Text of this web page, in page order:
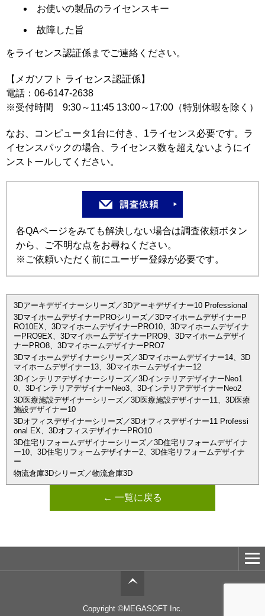
お使いの製品のライセンスキー
故障した旨
をライセンス認証係までご連絡ください。
【メガソフト ライセンス認証係】
電話：06-6147-2638
※受付時間 9:30～11:45 13:00～17:00（特別休暇を除く）
なお、コンピュータ1台に付き、1ライセンス必要です。ラ
イセンスパックの場合、ライセンス数を超えないようにイ
ンストールしてください。
各QAページをみても解決しない場合は調査依頼ボタン
から、ご不明な点をお尋ねください。
※ご依頼いただく前にユーザー登録が必要です。
3Dアーキデザイナーシリーズ／3Dアーキデザイナー10 Professional
3DマイホームデザイナーPROシリーズ／3DマイホームデザイナーP
RO10EX、3DマイホームデザイナーPRO10、3Dマイホームデザイナ
ーPRO9EX、3DマイホームデザイナーPRO9、3Dマイホームデザイ
ナーPRO8、3DマイホームデザイナーPRO7
3Dマイホームデザイナーシリーズ／3Dマイホームデザイナー14、3D
マイホームデザイナー13、3Dマイホームデザイナー12
3Dインテリアデザイナーシリーズ／3DインテリアデザイナーNeo1
0、3DインテリアデザイナーNeo3、3DインテリアデザイナーNeo2
3D医療施設デザイナーシリーズ／3D医療施設デザイナー11、3D医療
施設デザイナー10
3Dオフィスデザイナーシリーズ／3Dオフィスデザイナー11 Professi
onal EX、3DオフィスデザイナーPRO10
3D住宅リフォームデザイナーシリーズ／3D住宅リフォームデザイナ
ー10、3D住宅リフォームデザイナー2、3D住宅リフォームデザイナ
ー
物流倉庫3Dシリーズ／物流倉庫3D
← 一覧に戻る
Copyright ©MEGASOFT Inc.